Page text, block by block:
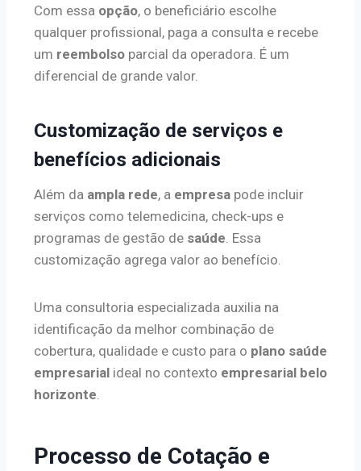
Com essa opção, o beneficiário escolhe
qualquer profissional, paga a consulta e recebe
um reembolso parcial da operadora. É um
diferencial de grande valor.
Customização de serviços e
benefícios adicionais
Além da ampla rede, a empresa pode incluir
serviços como telemedicina, check-ups e
programas de gestão de saúde. Essa
customização agrega valor ao benefício.
Uma consultoria especializada auxilia na
identificação da melhor combinação de
cobertura, qualidade e custo para o plano saúde
empresarial ideal no contexto empresarial belo
horizonte.
Processo de Cotação e